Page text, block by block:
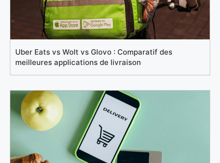
Uber Eats vs Wolt vs Glovo : Comparatif des
meilleures applications de livraison